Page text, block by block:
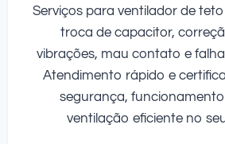
Serviços para ventilador de
troca de capacitor,
vibrações, mau contato e
Atendimento rápido e
segurança,
ventilação eficiente no